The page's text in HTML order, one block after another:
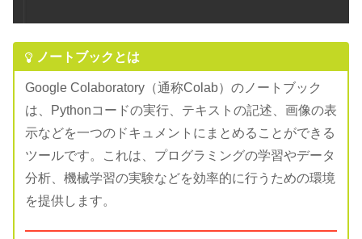
ノートブックとは
Google Colaboratory（通称Colab）のノートブック
は、Pythonコードの実行、テキストの記述、画像の表
示などを一つのドキュメントにまとめることができる
ツールです。これは、プログラミングの学習やデータ
分析、機械学習の実験などを効率的に行うための環境
を提供します。